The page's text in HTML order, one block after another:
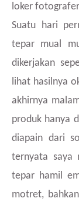
loker
Suatu hari
tepar mual
dikerjakan
lihat hasilnya
akhirnya
produk hanya
diapain dari
ternyata saya
tepar hamil
motret,